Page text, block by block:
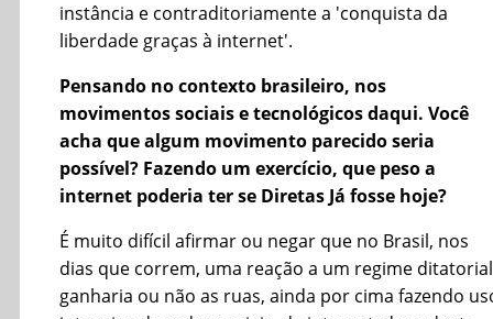
instância e contraditoriamente a 'conquista da
liberdade graças à internet'.
Pensando no contexto brasileiro, nos
movimentos sociais e tecnológicos daqui. Você
acha que algum movimento parecido seria
possível? Fazendo um exercício, que peso a
internet poderia ter se Diretas Já fosse hoje?
É muito difícil afirmar ou negar que no Brasil, nos
dias que correm, uma reação a um regime ditatorial
ganharia ou não as ruas, ainda por cima fazendo